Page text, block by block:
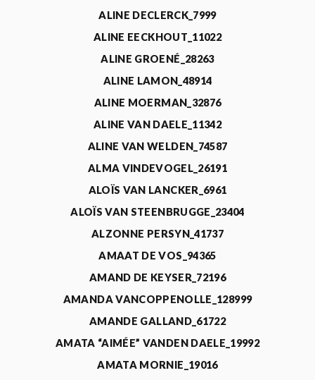
ALINE DECLERCK_7999
ALINE EECKHOUT_11022
ALINE GROENÉ_28263
ALINE LAMON_48914
ALINE MOERMAN_32876
ALINE VAN DAELE_11342
ALINE VAN WELDEN_74587
ALMA VINDEVOGEL_26191
ALOÏS VAN LANCKER_6961
ALOÏS VAN STEENBRUGGE_23404
ALZONNE PERSYN_41737
AMAAT DE VOS_94365
AMAND DE KEYSER_72196
AMANDA VANCOPPENOLLE_128999
AMANDE GALLAND_61722
AMATA “AIMÉE” VANDEN DAELE_19992
AMATA MORNIE_19016